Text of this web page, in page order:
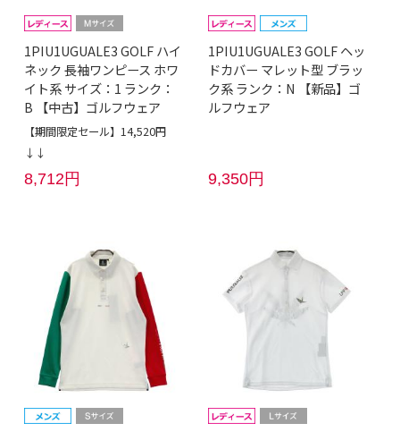
1PIU1UGUALE3 GOLF ハイ
ネック 長袖ワンピース ホワ
イト系 サイズ：1 ランク：
B 【中古】ゴルフウェア
【期間限定セール】14,520円
↓↓
8,712円
1PIU1UGUALE3 GOLF ヘッ
ドカバー マレット型 ブラッ
ク系 ランク：N 【新品】ゴ
ルフウェア
9,350円